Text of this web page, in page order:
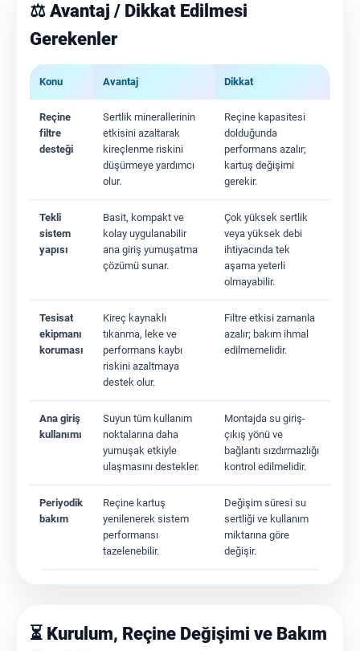
⚖️ Avantaj / Dikkat Edilmesi
Gerekenler
Konu Avantaj Dikkat
Reçine
filtre
desteği
Sertlik minerallerinin
etkisini azaltarak
kireçlenme riskini
düşürmeye yardımcı
olur.
Reçine kapasitesi
dolduğunda
performans azalır;
kartuş değişimi
gerekir.
Tekli
sistem
yapısı
Basit, kompakt ve
kolay uygulanabilir
ana giriş yumuşatma
çözümü sunar.
Çok yüksek sertlik
veya yüksek debi
ihtiyacında tek
aşama yeterli
olmayabilir.
Tesisat
ekipmanı
koruması
Kireç kaynaklı
tıkanma, leke ve
performans kaybı
riskini azaltmaya
destek olur.
Filtre etkisi zamanla
azalır; bakım ihmal
edilmemelidir.
Ana giriş
kullanımı
Suyun tüm kullanım
noktalarına daha
yumuşak etkiyle
ulaşmasını destekler.
Montajda su giriş-
çıkış yönü ve
bağlantı sızdırmazlığı
kontrol edilmelidir.
Periyodik
bakım
Reçine kartuş
yenilenerek sistem
performansı
tazelenebilir.
Değişim süresi su
sertliği ve kullanım
miktarına göre
değişir.
⏳ Kurulum, Reçine Değişimi ve Bakım